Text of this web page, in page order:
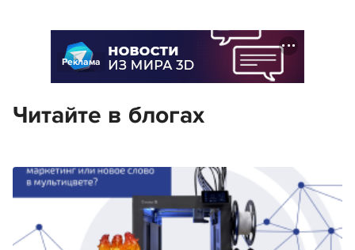
Реклама
Читайте в блогах